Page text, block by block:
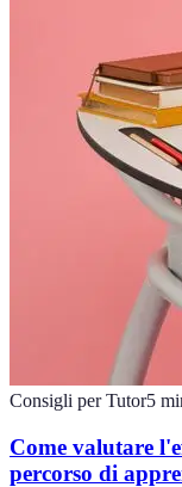
Consigli per Tutor5
Come valutare
percorso di